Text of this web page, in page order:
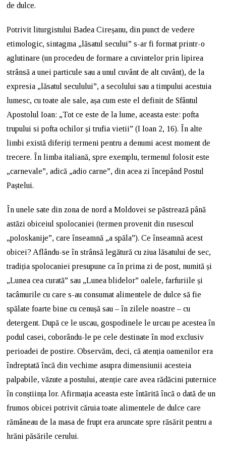
de dulce.
Potrivit liturgistului Badea Cireșanu, din punct de vedere
etimologic, sintagma „lăsatul secului” s-ar fi format printr-o
aglutinare (un procedeu de formare a cuvintelor prin lipirea
strânsă a unei particule sau a unul cuvânt de alt cuvânt), de la
expresia „lăsatul seculului”, a secolului sau a timpului acestuia
lumesc, cu toate ale sale, așa cum este el definit de Sfântul
Apostolul Ioan: „Tot ce este de la lume, aceasta este: pofta
trupului si pofta ochilor și trufia vietii” (I Ioan 2, 16). În alte
limbi există diferiți termeni pentru a denumi acest moment de
trecere. În limba italiană, spre exemplu, termenul folosit este
„carnevale”, adică „adio carne”, din acea zi începând Postul
Paștelui.
În unele sate din zona de nord a Moldovei se păstrează până
astăzi obiceiul spolocaniei (termen provenit din rusescul
„poloskanije”, care înseamnă „a spăla”). Ce înseamnă acest
obicei? Aflându-se în strânsă legătură cu ziua lăsatului de sec,
tradiția spolocaniei presupune ca în prima zi de post, numită și
„Lunea cea curată” sau „Lunea blidelor” oalele, farfuriile și
tacâmurile cu care s-au consumat alimentele de dulce să fie
spălate foarte bine cu cenușă sau – în zilele noastre – cu
detergent. După ce le uscau, gospodinele le urcau pe acestea în
podul casei, coborându-le pe cele destinate în mod exclusiv
perioadei de postire. Observăm, deci, că atenția oamenilor era
îndreptată încă din vechime asupra dimensiunii acesteia
palpabile, văzute a postului, atenție care avea rădăcini puternice
în conștiința lor. Afirmația aceasta este întărită încă o dată de un
frumos obicei potrivit căruia toate alimentele de dulce care
rămâneau de la masa de frupt era aruncate spre răsărit pentru a
hrăni păsările cerului.